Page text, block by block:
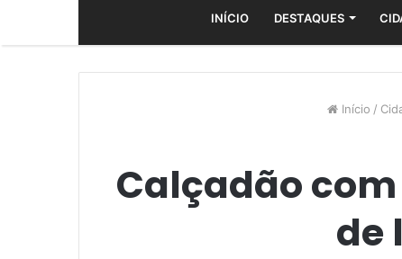
INÍCIO DESTAQUES
Início /
Calçadão
de